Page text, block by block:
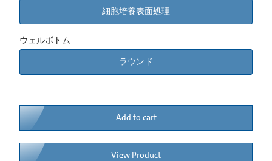
細胞培養表面処理
ウェルボトム
ラウンド
Add to cart
View Product